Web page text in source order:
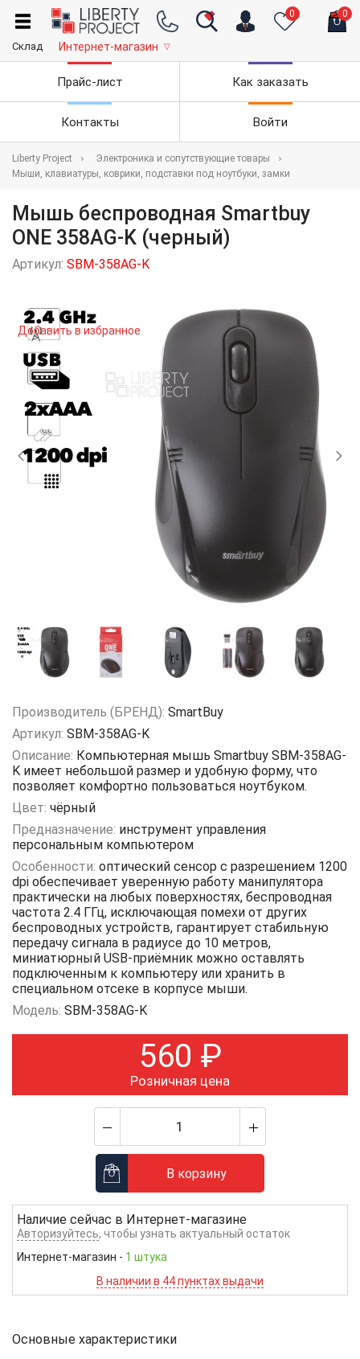
0 0
Склад Интернет-магазин ▽
Прайс-лист Как заказать
Контакты Войти
Liberty Project
Электроника и сопутствующие товары
Мыши, клавиатуры, коврики, подставки под ноутбуки, замки
Мышь беспроводная Smartbuy
ONE 358AG-K (черный)
Артикул: SBM-358AG-K
Добавить в избранное
Производитель (БРЕНД): SmartBuy
Артикул: SBM-358AG-K
Описание: Компьютерная мышь Smartbuy SBM-358AG-
K имеет небольшой размер и удобную форму, что
позволяет комфортно пользоваться ноутбуком.
Цвет: чёрный
Предназначение: инструмент управления
персональным компьютером
Особенности: оптический сенсор с разрешением 1200
dpi обеспечивает уверенную работу манипулятора
практически на любых поверхностях, беспроводная
частота 2.4 ГГц, исключающая помехи от других
беспроводных устройств, гарантирует стабильную
передачу сигнала в радиусе до 10 метров,
миниатюрный USB-приёмник можно оставлять
подключенным к компьютеру или хранить в
специальном отсеке в корпусе мыши.
Модель: SBM-358AG-K
560 ₽
Розничная цена
В корзину
Наличие сейчас в Интернет-магазине
Авторизуйтесь, чтобы узнать актуальный остаток
Интернет-магазин - 1 штука
В наличии в 44 пунктах выдачи
Основные характеристики